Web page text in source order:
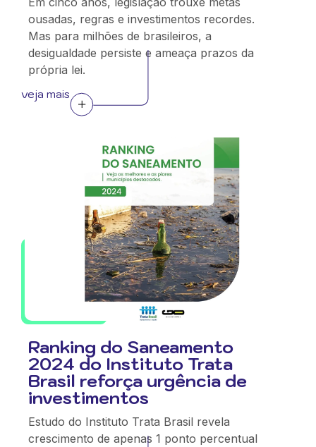
ousadas, regras e investimentos recordes.
Mas para milhões de brasileiros, a
desigualdade persiste e ameaça prazos da
própria lei.
veja mais
Ranking do Saneamento
2024 do Instituto Trata
Brasil reforça urgência de
investimentos
Estudo do Instituto Trata Brasil revela
crescimento de apenas 1 ponto percentual